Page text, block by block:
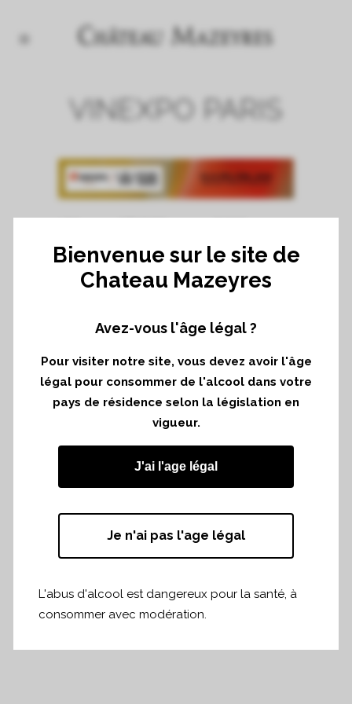
VINEXPO PARIS
Le premier Wine Paris, en février dernier, a
réuni selon l’organisateur 2.000 vignerons
tiers d’internationaux se sont retrouvés à
Paris
The 1st Wine Paris, last february with 2000
exhibitors and more than 26.000
professionals with one third of international
visitors met in Paris.
Bienvenue sur le site de
Chateau Mazeyres
Avez-vous l'âge légal ?
Pour visiter notre site, vous devez avoir l'âge
légal pour consommer de l'alcool dans votre
pays de résidence selon la législation en
vigueur.
J'ai l'age légal
Je n'ai pas l'age légal
L'abus d'alcool est dangereux pour la santé, à
consommer avec modération.